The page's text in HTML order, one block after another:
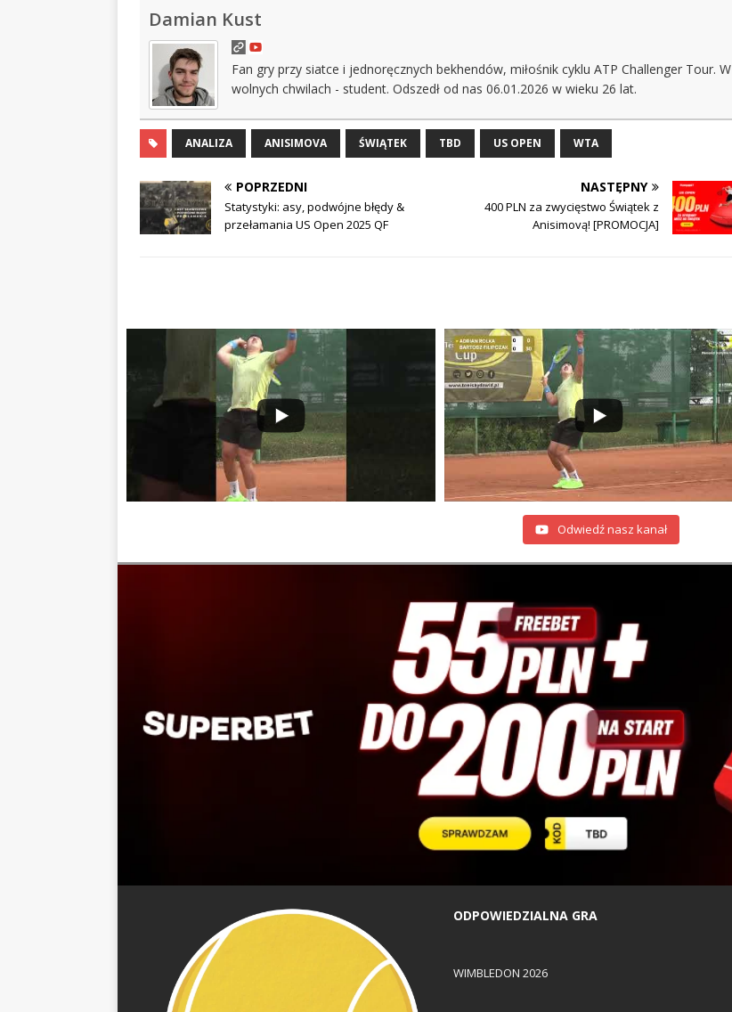
Damian Kust
Fan gry przy siatce i jednoręcznych bekhendów, miłośnik cyklu ATP Challenger Tour. W
wolnych chwilach - student. Odszedł od nas 06.01.2026 w wieku 26 lat.
ANALIZA ANISIMOVA ŚWIĄTEK TBD US OPEN WTA
POPRZEDNI
Statystyki: asy, podwójne błędy &
przełamania US Open 2025 QF
NASTĘPNY
400 PLN za zwycięstwo Świątek z
Anisimovą! [PROMOCJA]
Odwiedź nasz kanał
ODPOWIEDZIALNA GRA
WIMBLEDON 2026